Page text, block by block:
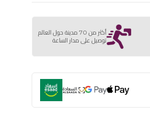
أكثر من 70 مدينة حول العالم
توصيل على مدار الساعة